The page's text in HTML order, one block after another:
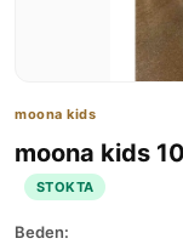
moona kids
moona kids
STOKTA
Beden: